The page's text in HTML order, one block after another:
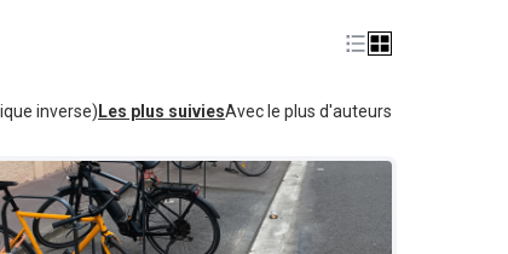
inverse) Les plus suiviesAvec le plus d'auteurs